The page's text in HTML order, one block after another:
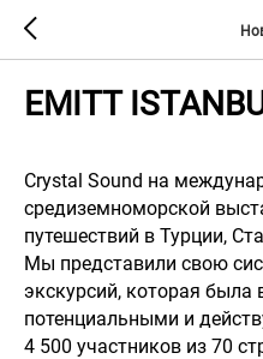
EMITT
Crystal Sound на
средиземноморской
путешествий в Турции,
Мы представили свою
экскурсий, которая была
потенциальными и
4 500 участников из 70